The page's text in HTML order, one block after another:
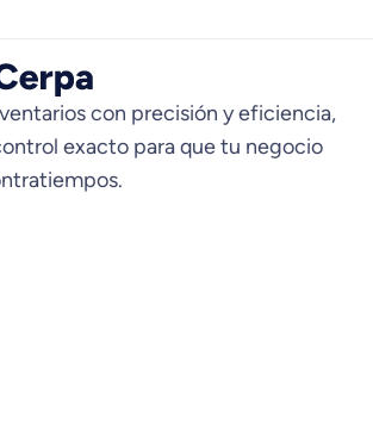
con precisión y eficiencia,
exacto para que tu negocio